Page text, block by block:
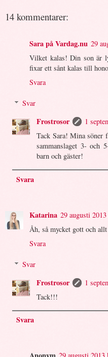
14 kommentarer:
Sara på Vardag.nu 29
Vilket kalas! Din son är
fixar ett sånt kalas till
Svara
Svar
Frostrosor
1
Tack Sara! Mina söner
sammanslaget 3- och
barn och gäster!
Svara
Katarina 29 augusti
Åh, så mycket gott och
Svara
Svar
Frostrosor
1
Tack!!!
Svara